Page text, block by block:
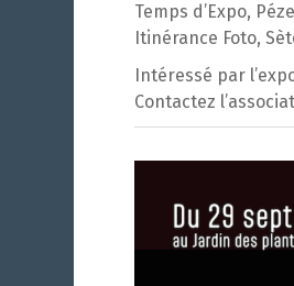
Temps d’Expo,
Itinérance Foto,
Intéressé par
Contactez